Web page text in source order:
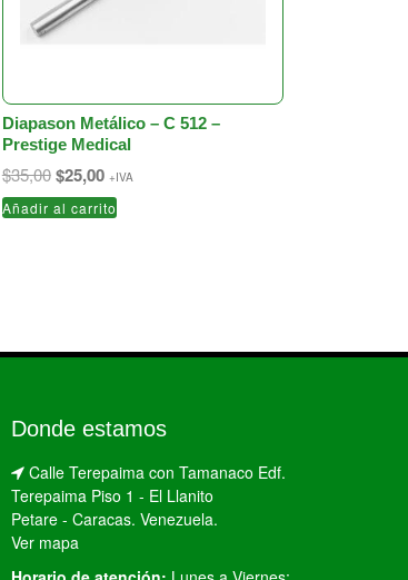
Diapason Metálico – C 512 –
Prestige Medical
$35,00 El
precio
original
$25,00El
precio
actual
+IVA
Añadir al carrito
Donde estamos
Calle Terepaima con Tamanaco Edf.
Terepaima Piso 1 - El Llanito
Petare - Caracas. Venezuela.
Ver mapa